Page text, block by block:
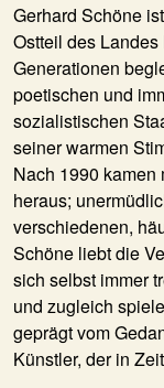
Gerhard Schöne
Ostteil des
Generationen
poetischen und
sozialistischen
seiner warmen
Nach 1990
heraus;
verschiedenen,
Schöne liebt die
sich selbst immer
und zugleich
geprägt vom
Künstler, der in